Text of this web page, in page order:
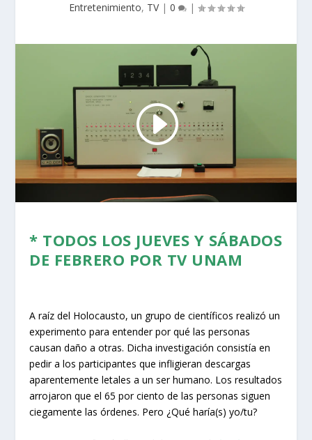
Entretenimiento, TV| 0 |
* TODOS LOS JUEVES Y SÁBADOS
DE FEBRERO POR TV UNAM
A raíz del Holocausto, un grupo de científicos realizó un
experimento para entender por qué las personas
causan daño a otras. Dicha investigación consistía en
pedir a los participantes que infligieran descargas
aparentemente letales a un ser humano. Los resultados
arrojaron que el 65 por ciento de las personas siguen
ciegamente las órdenes. Pero ¿Qué haría(s) yo/tu?